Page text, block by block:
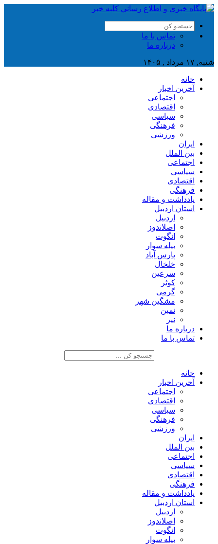
تماس با ما
درباره ما
شنبه, ۱۷ مرداد , ۱۴۰۵
خانه
آخرین اخبار
اجتماعی
اقتصادی
سیاسی
فرهنگی
ورزشی
ایران
بین الملل
اجتماعی
سیاسی
اقتصادی
فرهنگی
یادداشت و مقاله
استان اردبیل
اردبیل
اصلاندوز
انگوت
بیله سوار
پارس آباد
خلخال
سرعین
کوثر
گرمی
مشگین شهر
نمین
نیر
درباره ما
تماس با ما
خانه
آخرین اخبار
اجتماعی
اقتصادی
سیاسی
فرهنگی
ورزشی
ایران
بین الملل
اجتماعی
سیاسی
اقتصادی
فرهنگی
یادداشت و مقاله
استان اردبیل
اردبیل
اصلاندوز
انگوت
بیله سوار